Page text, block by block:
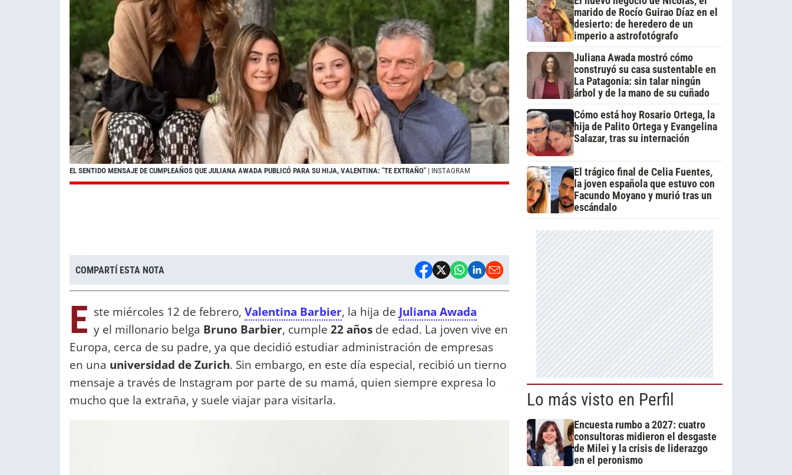
EL SENTIDO MENSAJE DE CUMPLEAÑOS QUE JULIANA AWADA PUBLICÓ PARA SU HIJA, VALENTINA: "TE EXTRAÑO" | INSTAGRAM
COMPARTÍ ESTA NOTA
E ste miércoles 12 de febrero, Valentina Barbier, la hija de Juliana Awada
y el millonario belga Bruno Barbier, cumple 22 años de edad. La joven vive en
Europa, cerca de su padre, ya que decidió estudiar administración de empresas
en una universidad de Zurich. Sin embargo, en este día especial, recibió un tierno
mensaje a través de Instagram por parte de su mamá, quien siempre expresa lo
mucho que la extraña, y suele viajar para visitarla.
marido de Rocío Guirao Díaz en el
desierto: de heredero de un
imperio a astrofotógrafo
Juliana Awada mostró cómo
construyó su casa sustentable en
La Patagonia: sin talar ningún
árbol y de la mano de su cuñado
Cómo está hoy Rosario Ortega, la
hija de Palito Ortega y Evangelina
Salazar, tras su internación
El trágico final de Celia Fuentes,
la joven española que estuvo con
Facundo Moyano y murió tras un
escándalo
Lo más visto en Perfil
Encuesta rumbo a 2027: cuatro
consultoras midieron el desgaste
de Milei y la crisis de liderazgo
en el peronismo